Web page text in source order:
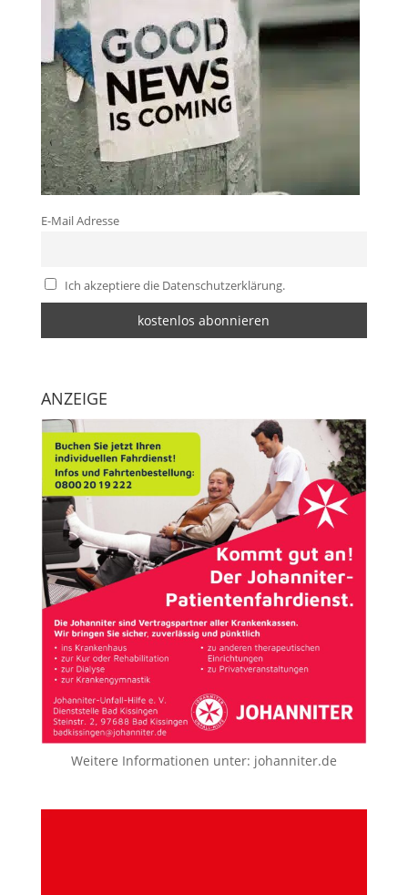
E-Mail Adresse
Ich akzeptiere die Datenschutzerklärung.
ANZEIGE
Weitere Informationen unter: johanniter.de